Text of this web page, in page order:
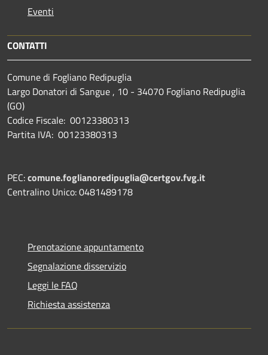
Eventi
CONTATTI
Comune di Fogliano Redipuglia
Largo Donatori di Sangue , 10 - 34070 Fogliano Redipuglia
(GO)
Codice Fiscale: 00123380313
Partita IVA: 00123380313
PEC:comune.foglianoredipuglia@certgov.fvg.it
Centralino Unico: 0481489178
Prenotazione appuntamento
Segnalazione disservizio
Leggi le FAQ
Richiesta assistenza